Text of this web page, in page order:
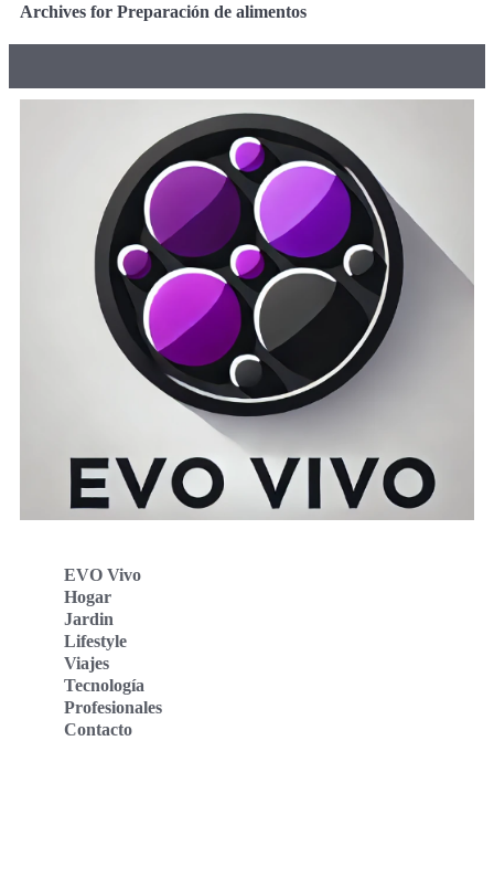
Archives for Preparación de alimentos
EVO Vivo
Hogar
Jardin
Lifestyle
Viajes
Tecnología
Profesionales
Contacto